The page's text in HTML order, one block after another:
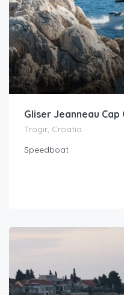
Trogir, Croatia
Speedboat